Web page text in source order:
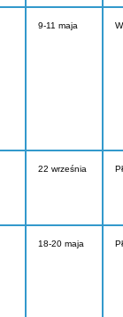
9-11 maja
22 września
18-20 maja